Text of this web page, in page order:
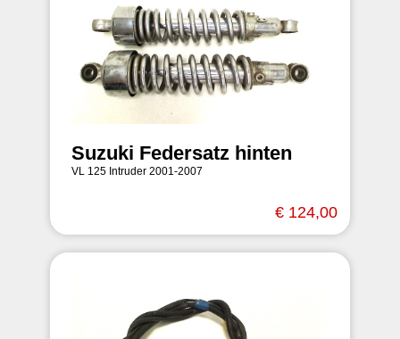
Suzuki Federsatz hinten
VL 125 Intruder 2001-2007
€ 124,00